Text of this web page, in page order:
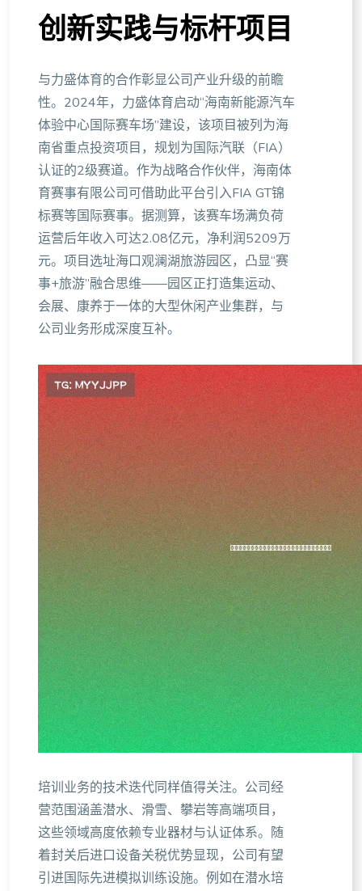
创新实践与标杆项目
与力盛体育的合作彰显公司产业升级的前瞻
性。2024年，力盛体育启动“海南新能源汽车
体验中心国际赛车场”建设，该项目被列为海
南省重点投资项目，规划为国际汽联（FIA）
认证的2级赛道。作为战略合作伙伴，海南体
育赛事有限公司可借助此平台引入FIA GT锦
标赛等国际赛事。据测算，该赛车场满负荷
运营后年收入可达2.08亿元，净利润5209万
元。项目选址海口观澜湖旅游园区，凸显“赛
事+旅游”融合思维——园区正打造集运动、
会展、康养于一体的大型休闲产业集群，与
公司业务形成深度互补。
培训业务的技术迭代同样值得关注。公司经
营范围涵盖潜水、滑雪、攀岩等高端项目，
这些领域高度依赖专业器材与认证体系。随
着封关后进口设备关税优势显现，公司有望
引进国际先进模拟训练设施。例如在潜水培